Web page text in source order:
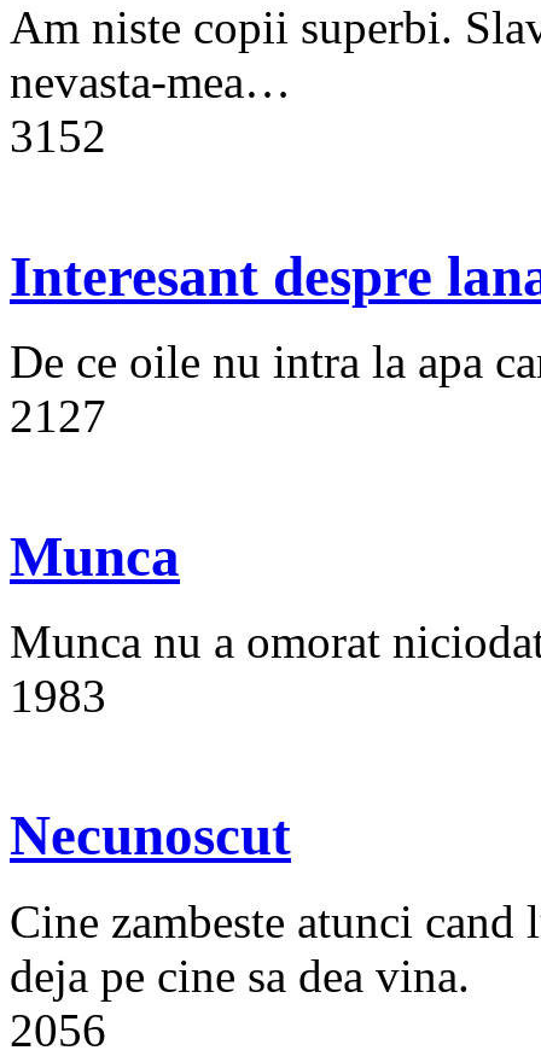
Am niste copii superbi.
nevasta-mea…
3152
Interesant despre
De ce oile nu intra la apa
2127
Munca
Munca nu a omorat
1983
Necunoscut
Cine zambeste atunci
deja pe cine sa dea vina.
2056